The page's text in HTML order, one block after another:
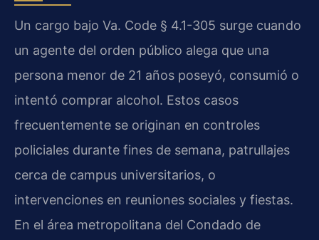
Un cargo bajo Va. Code § 4.1-305 surge cuando
un agente del orden público alega que una
persona menor de 21 años poseyó, consumió o
intentó comprar alcohol. Estos casos
frecuentemente se originan en controles
policiales durante fines de semana, patrullajes
cerca de campus universitarios, o
intervenciones en reuniones sociales y fiestas.
En el área metropolitana del Condado de